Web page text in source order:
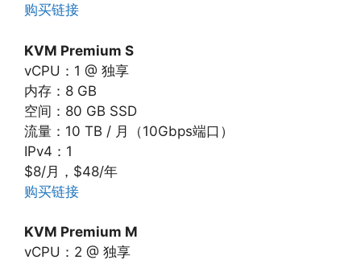
购买链接
KVM Premium S
vCPU：1 @ 独享
内存：8 GB
空间：80 GB SSD
流量：10 TB / 月（10Gbps端口）
IPv4：1
$8/月，$48/年
购买链接
KVM Premium M
vCPU：2 @ 独享